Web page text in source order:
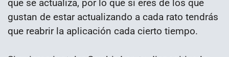
que se actualiza, por lo que si eres de los que
gustan de estar actualizando a cada rato tendrás
que reabrir la aplicación cada cierto tiempo.